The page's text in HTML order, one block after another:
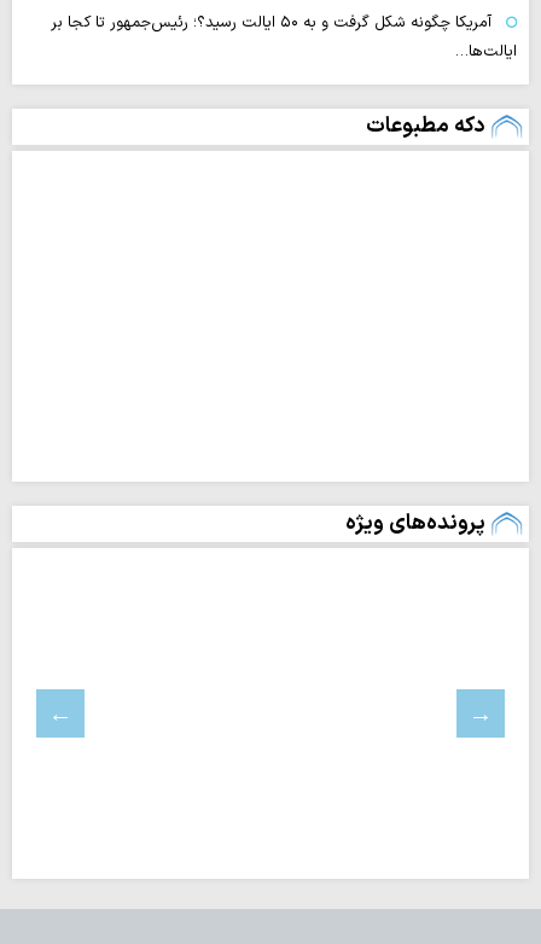
آمریکا چگونه شکل گرفت و به ۵۰ ایالت رسید؟؛ رئیس‌جمهور تا کجا بر
ایالت‌ها…
دکه مطبوعات
پرونده‌های ویژه